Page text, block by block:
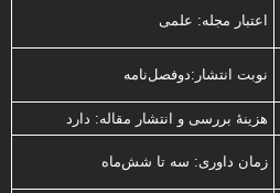
اعتبار مجله: علمی
نوبت انتشار:دوفصل‌نامه
هزینۀ بررسی و انتشار مقاله: دارد
زمان داوری: سه تا شش‌ماه